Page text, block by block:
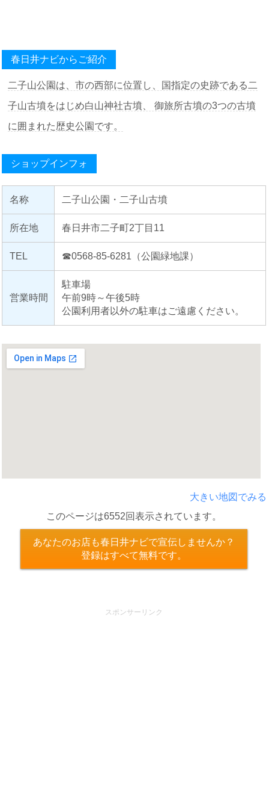
春日井ナビからご紹介
二子山公園は、市の西部に位置し、国指定の史跡である二
子山古墳をはじめ白山神社古墳、 御旅所古墳の3つの古墳
に囲まれた歴史公園です。
ショップインフォ
名称 二子山公園・二子山古墳
所在地 春日井市二子町2丁目11
TEL ☎0568-85-6281（公園緑地課）
営業時間
駐車場
午前9時～午後5時
公園利用者以外の駐車はご遠慮ください。
大きい地図でみる
このページは6552回表示されています。
あなたのお店も春日井ナビで宣伝しませんか？
登録はすべて無料です。
スポンサーリンク